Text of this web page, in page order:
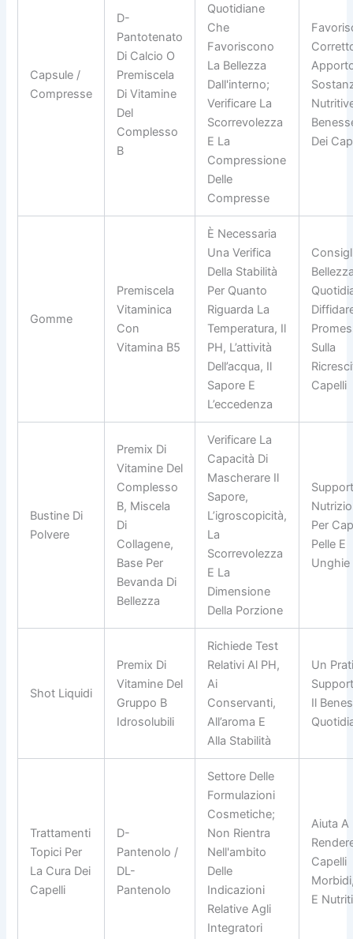
Capsule /
Compresse
D-
Pantotenato
Di Calcio O
Premiscela
Di Vitamine
Del
Complesso
B
Quotidiane
Che
Favoriscono
La Bellezza
Dall'interno;
Verificare La
Scorrevolezza
E La
Compressione
Delle
Compresse
Dei
Gomme
Premiscela
Vitaminica
Con
Vitamina B5
È Necessaria
Una Verifica
Della Stabilità
Per Quanto
Riguarda La
Temperatura, Il
PH, L’attività
Dell’acqua, Il
Sapore E
L’eccedenza
Sulla
Capelli
Bustine Di
Polvere
Premix Di
Vitamine Del
Complesso
B, Miscela
Di
Collagene,
Base Per
Bevanda Di
Bellezza
Verificare La
Capacità Di
Mascherare Il
Sapore,
L’igroscopicità,
La
Scorrevolezza
E La
Dimensione
Della Porzione
Per
Pelle E
Unghie
Shot Liquidi
Premix Di
Vitamine Del
Gruppo B
Idrosolubili
Richiede Test
Relativi Al PH,
Ai
Conservanti,
All’aroma E
Alla Stabilità
Un
Il
Trattamenti
Topici Per
La Cura Dei
Capelli
D-
Pantenolo /
DL-
Pantenolo
Settore Delle
Formulazioni
Cosmetiche;
Non Rientra
Nell'ambito
Delle
Indicazioni
Relative Agli
Integratori
Aiuta A
Capelli
E Nutriti